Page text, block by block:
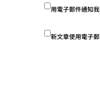
用電子郵件通知
新文章使用電子